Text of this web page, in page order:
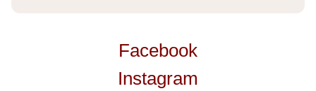
Facebook
Instagram